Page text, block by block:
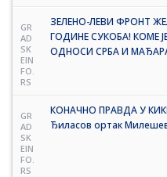
GR
AD
SK
EIN
FO.
RS
ЗЕЛЕНО-ЛЕВИ ФРОНТ
ГОДИНЕ СУКОБА! КОМЕ
ОДНОСИ СРБА И
GR
AD
SK
EIN
FO.
RS
КОНАЧНО ПРАВДА У
Ђиласов ортак